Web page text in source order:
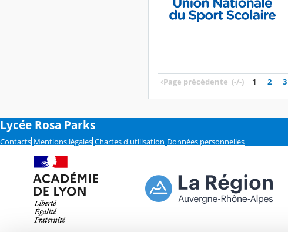
‹Page précédente (-/-) 1 2 3
Lycée Rosa Parks
Contacts Mentions légales Chartes d'utilisation Données personnelles